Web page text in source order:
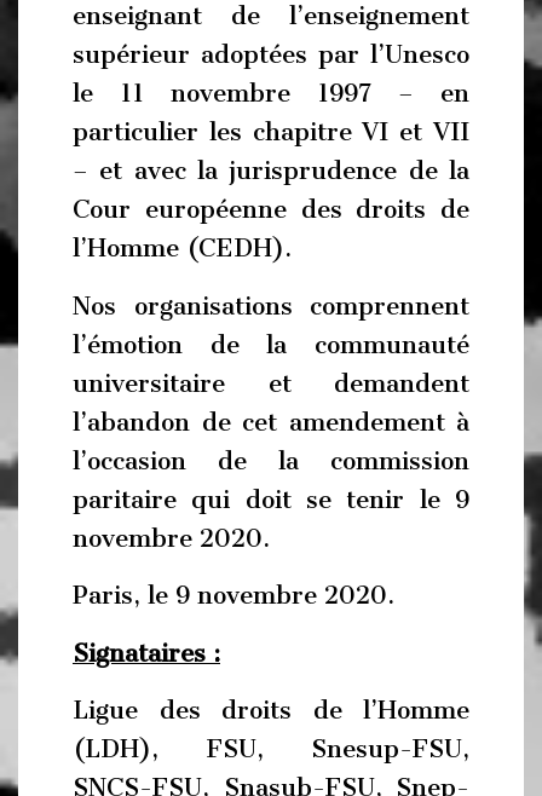
enseignant de l’enseignement
supérieur adoptées par l’Unesco
le 11 novembre 1997 – en
particulier les chapitre VI et VII
– et avec la jurisprudence de la
Cour européenne des droits de
l’Homme (CEDH).
Nos organisations comprennent
l’émotion de la communauté
universitaire et demandent
l’abandon de cet amendement à
l’occasion de la commission
paritaire qui doit se tenir le 9
novembre 2020.
Paris, le 9 novembre 2020.
Signataires :
Ligue des droits de l’Homme
(LDH), FSU, Snesup-FSU,
SNCS-FSU, Snasub-FSU, Snep-